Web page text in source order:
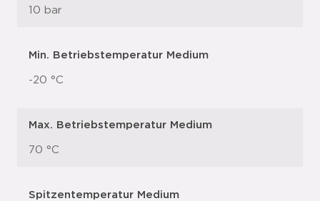
10 bar
Min. Betriebstemperatur Medium
-20 °C
Max. Betriebstemperatur Medium
70 °C
Spitzentemperatur Medium